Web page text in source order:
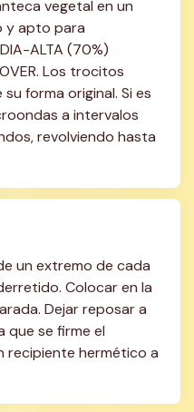
vegetal en un
y apto para
ALTA (70%)
Los trocitos
forma original. Si es
a intervalos
revolviendo hasta
un extremo de cada
Colocar en la
Dejar reposar a
que se firme el
recipiente hermético a